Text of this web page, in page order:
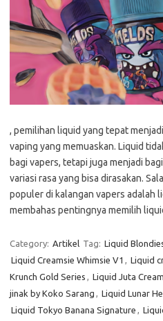
, pemilihan liquid yang tepat
vaping yang memuaskan. Liquid
bagi vapers, tetapi juga menjadi
variasi rasa yang bisa dirasakan.
populer di kalangan vapers adalah
membahas pentingnya memilih
Category: Artikel Tag: Liquid
Liquid Creamsie Whimsie V1 , Liquid
Krunch Gold Series , Liquid Juta
jinak by Koko Sarang , Liquid Lunar
Liquid Tokyo Banana Signature ,